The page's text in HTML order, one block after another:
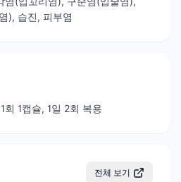
), 습진, 피부염
1캡슐, 1일 2회 복용
전체 보기